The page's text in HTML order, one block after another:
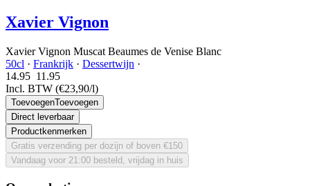
Xavier Vignon
Xavier Vignon Muscat Beaumes de Venise Blanc
50cl · Frankrijk · Dessertwijn ·
14.95 11.95
Incl. BTW (€23,90/l)
ToevoegenToevoegen
Direct leverbaar
Productkenmerken
Gratis verzending per dozijn of boven €150
Vandaag voor 21:00 besteld, vrijdag in huis